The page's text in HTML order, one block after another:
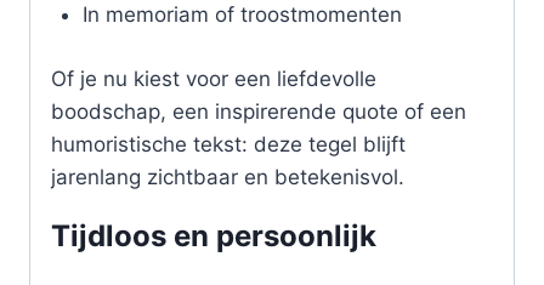
In memoriam of troostmomenten
Of je nu kiest voor een liefdevolle
boodschap, een inspirerende quote of een
humoristische tekst: deze tegel blijft
jarenlang zichtbaar en betekenisvol.
Tijdloos en persoonlijk